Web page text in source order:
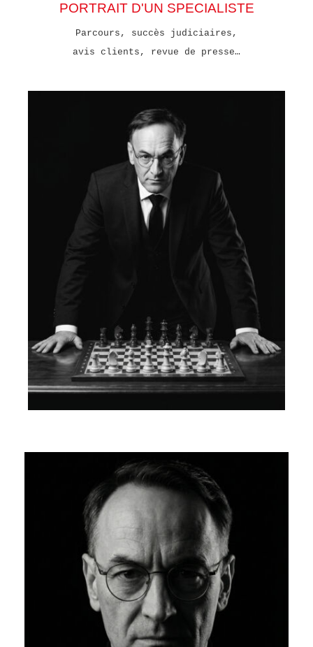
PORTRAIT D'UN SPECIALISTE
Parcours, succès judiciaires,
avis clients, revue de presse…